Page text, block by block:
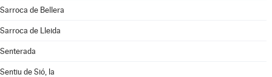
Sarroca de Bellera
Sarroca de Lleida
Senterada
Sentiu de Sió, la